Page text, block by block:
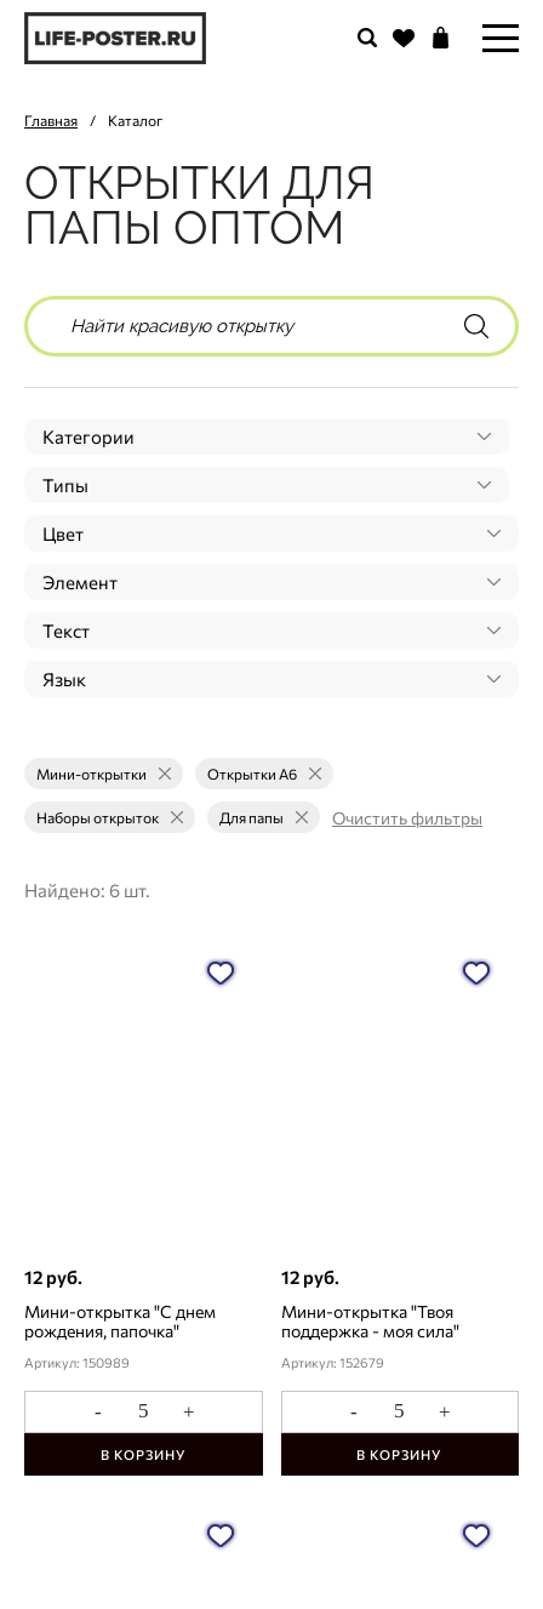
Главная / Каталог
ОТКРЫТКИ ДЛЯ
ПАПЫ ОПТОМ
Категории
Типы
Цвет
Элемент
Текст
Язык
Мини-открытки Открытки А6
Наборы открыток Для папы Очистить фильтры
Найдено: 6 шт.
12 руб.
Мини-открытка "С днем
рождения, папочка"
Артикул: 150989
- +
В КОРЗИНУ
12 руб.
Мини-открытка "Твоя
поддержка - моя сила"
Артикул: 152679
- +
В КОРЗИНУ